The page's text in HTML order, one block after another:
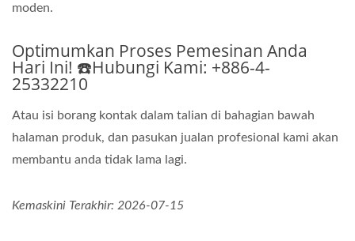
moden.
Optimumkan Proses Pemesinan Anda
Hari Ini! ☎️Hubungi Kami: +886-4-
25332210
Atau isi borang kontak dalam talian di bahagian bawah
halaman produk, dan pasukan jualan profesional kami akan
membantu anda tidak lama lagi.
Kemaskini Terakhir: 2026-07-15